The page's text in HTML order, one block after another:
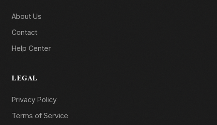
About Us
Contact
Help Center
LEGAL
Privacy Policy
Terms of Service